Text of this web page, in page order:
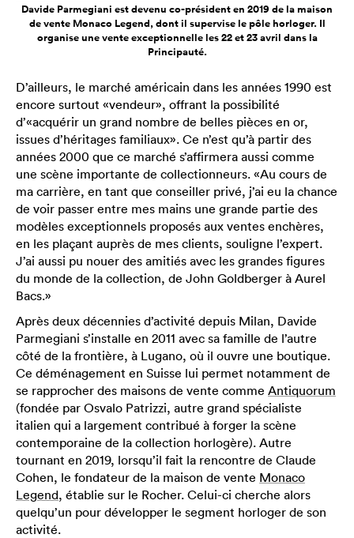
Davide Parmegiani est devenu co-président en 2019 de la maison
de vente Monaco Legend, dont il supervise le pôle horloger. Il
organise une vente exceptionnelle les 22 et 23 avril dans la
Principauté.
D’ailleurs, le marché américain dans les années 1990 est
encore surtout «vendeur», offrant la possibilité
d’«acquérir un grand nombre de belles pièces en or,
issues d’héritages familiaux». Ce n’est qu’à partir des
années 2000 que ce marché s’affirmera aussi comme
une scène importante de collectionneurs. «Au cours de
ma carrière, en tant que conseiller privé, j’ai eu la chance
de voir passer entre mes mains une grande partie des
modèles exceptionnels proposés aux ventes enchères,
en les plaçant auprès de mes clients, souligne l’expert.
J’ai aussi pu nouer des amitiés avec les grandes figures
du monde de la collection, de John Goldberger à Aurel
Bacs.»
Après deux décennies d’activité depuis Milan, Davide
Parmegiani s’installe en 2011 avec sa famille de l’autre
côté de la frontière, à Lugano, où il ouvre une boutique.
Ce déménagement en Suisse lui permet notamment de
se rapprocher des maisons de vente comme Antiquorum
(fondée par Osvalo Patrizzi, autre grand spécialiste
italien qui a largement contribué à forger la scène
contemporaine de la collection horlogère). Autre
tournant en 2019, lorsqu’il fait la rencontre de Claude
Cohen, le fondateur de la maison de vente Monaco
Legend, établie sur le Rocher. Celui-ci cherche alors
quelqu’un pour développer le segment horloger de son
activité.